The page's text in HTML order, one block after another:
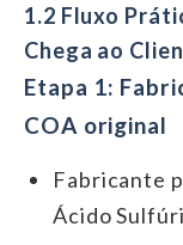
1.2 Fluxo
Chega ao
Etapa 1:
COA original
Fabricante
Ácido